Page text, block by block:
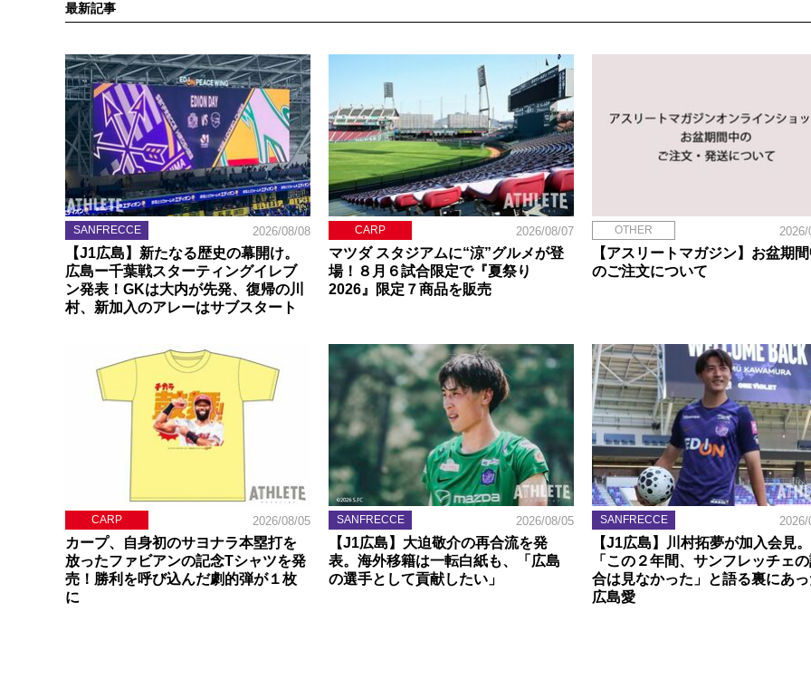
最新記事
SANFRECCE 2026/08/08
【J1広島】新たなる歴史の幕開け。
広島ー千葉戦スターティングイレブ
ン発表！GKは大内が先発、復帰の川
村、新加入のアレーはサブスタート
CARP 2026/08/07
マツダ スタジアムに“涼”グルメが登
場！８月６試合限定で『夏祭り
2026』限定７商品を販売
OTHER 2026/
【アスリートマガジン】お盆期
のご注文について
CARP 2026/08/05
カープ、自身初のサヨナラ本塁打を
放ったファビアンの記念Tシャツを発
売！勝利を呼び込んだ劇的弾が１枚
に
SANFRECCE 2026/08/05
【J1広島】大迫敬介の再合流を発
表。海外移籍は一転白紙も、「広島
の選手として貢献したい」
SANFRECCE 2026/
【J1広島】川村拓夢が加入会見。
「この２年間、サンフレッチェ
合は見なかった」と語る裏にあ
広島愛